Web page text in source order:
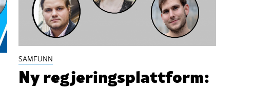
SAMFUNN
Ny regjeringsplattform: